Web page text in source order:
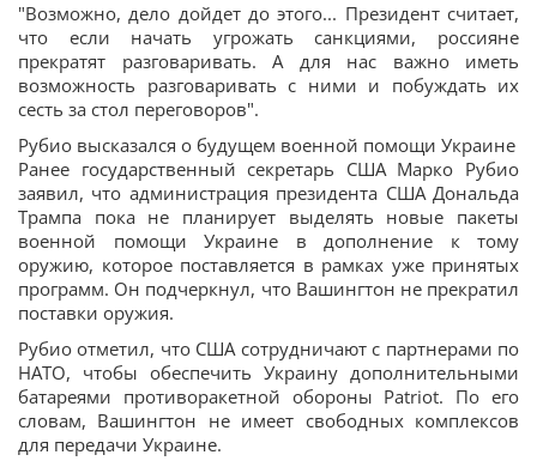
"Возможно, дело дойдет до этого... Президент считает,
что если начать угрожать санкциями, россияне
прекратят разговаривать. А для нас важно иметь
возможность разговаривать с ними и побуждать их
сесть за стол переговоров".
Рубио высказался о будущем военной помощи Украине
Ранее государственный секретарь США Марко Рубио
заявил, что администрация президента США Дональда
Трампа пока не планирует выделять новые пакеты
военной помощи Украине в дополнение к тому
оружию, которое поставляется в рамках уже принятых
программ. Он подчеркнул, что Вашингтон не прекратил
поставки оружия.
Рубио отметил, что США сотрудничают с партнерами по
НАТО, чтобы обеспечить Украину дополнительными
батареями противоракетной обороны Patriot. По его
словам, Вашингтон не имеет свободных комплексов
для передачи Украине.